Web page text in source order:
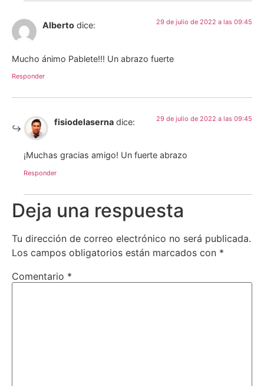
Alberto dice: 29 de julio de 2022 a las 09:45
Mucho ánimo Pablete!!! Un abrazo fuerte
Responder
fisiodelaserna dice: 29 de julio de 2022 a las 09:45
¡Muchas gracias amigo! Un fuerte abrazo
Responder
Deja una respuesta
Tu dirección de correo electrónico no será publicada.
Los campos obligatorios están marcados con *
Comentario *